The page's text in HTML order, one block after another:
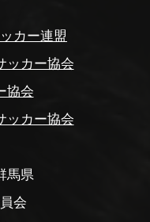
カー連盟
ッカー協会
協会
ッカー協会
馬県
会